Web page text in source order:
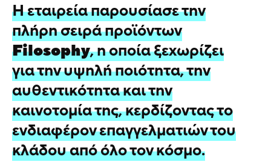
Η εταιρεία παρουσίασε την
πλήρη σειρά προϊόντων
Filosophy, η οποία ξεχωρίζει
για την υψηλή ποιότητα, την
αυθεντικότητα και την
καινοτομία της, κερδίζοντας το
ενδιαφέρον επαγγελματιών του
κλάδου από όλο τον κόσμο.